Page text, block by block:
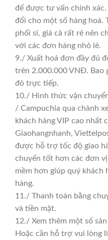
để được tư vấn chính
đổi cho một số hàng hoá.
phối sỉ, giá cả rất rẻ nên
với các đơn hàng nhỏ lẻ.
9./ Xuất hoá đơn đầy đủ
trên 2.000.000 VNĐ. Bao
đỏ trực tiếp.
10./ Hình thức vận
/ Campuchia qua chành
khách hàng VIP cao nhất
Giaohangnhanh,
được hỗ trợ tốc độ giao
chuyển tốt hơn các đơn
mềm hơn giúp quý khách
hàng.
11./ Thanh toán bằng
và tiền mặt.
12./ Xem thêm một số
Hoặc cần hỗ trợ vui lòng